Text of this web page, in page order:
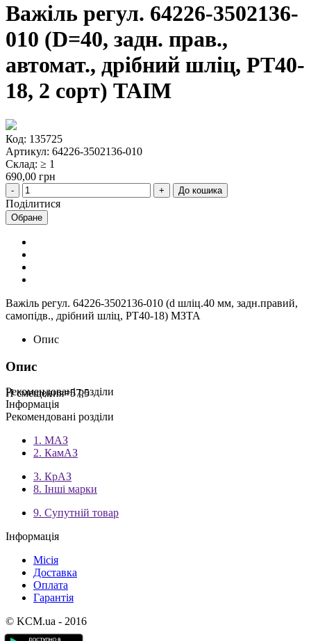
Важіль регул. 64226-3502136-
010 (D=40, задн. прав.,
автомат., дрібний шліц, РТ40-
18, 2 сорт) ТАІМ
Код: 135725
Артикул: 64226-3502136-010
Склад: ≥ 1
690,00 грн
До кошика
Поділитися
Обране
Важіль регул. 64226-3502136-010 (d шліц.40 мм, задн.правий,
самопідв., дрібний шліц, РТ40-18) МЗТА
Опис
Опис
H смещения=57,5
Рекомендовані розділи
Інформація
Рекомендовані розділи
1. МАЗ
2. КамАЗ
3. КрАЗ
8. Інші марки
9. Супутній товар
Інформація
Місія
Доставка
Оплата
Гарантія
© KCM.ua - 2016